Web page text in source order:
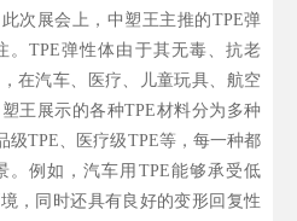
次展会上，中塑王主推的TPE弹
。TPE弹性体由于其无毒、抗老
在汽车、医疗、儿童玩具、航空
王展示的各种TPE材料分为多种
级TPE、医疗级TPE等，每一种都
。例如，汽车用TPE能够承受低
，同时还具有良好的变形回复性